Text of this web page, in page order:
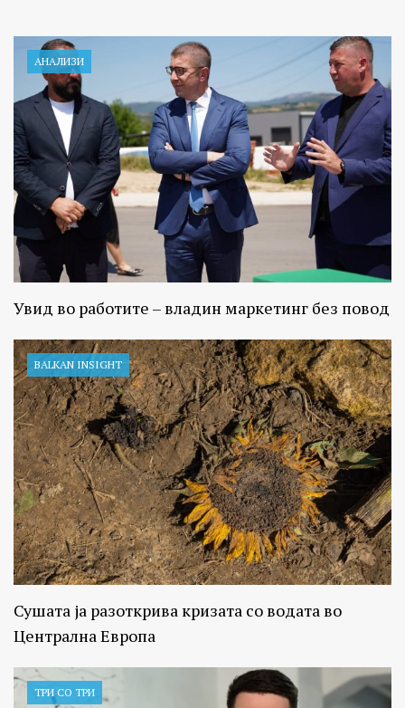
АНАЛИЗИ
Увид во работите – владин маркетинг без повод
BALKAN INSIGHT
Сушата ја разоткрива кризата со водата во
Централна Европа
ТРИ СО ТРИ